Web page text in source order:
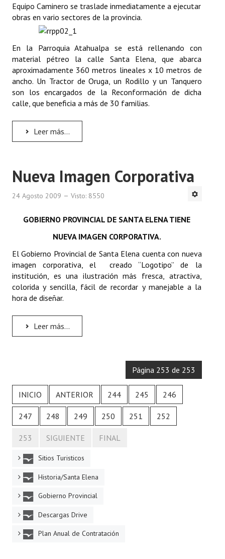
Equipo Caminero se traslade inmediatamente a ejecutar
obras en vario sectores de la provincia.
En la Parroquia Atahualpa se está rellenando con
material pétreo la calle Santa Elena, que abarca
aproximadamente 360 metros lineales x 10 metros de
ancho. Un Tractor de Oruga, un Rodillo y un Tanquero
son los encargados de la Reconformación de dicha
calle, que beneficia a más de 30 familias.
Leer más...
Nueva Imagen Corporativa
24 Agosto 2009 Visto: 8550
GOBIERNO PROVINCIAL DE SANTA ELENA TIENE
NUEVA IMAGEN CORPORATIVA.
El Gobierno Provincial de Santa Elena cuenta con nueva
imagen corporativa, el creado “Logotipo” de la
institución, es una ilustración más fresca, atractiva,
colorida y sencilla, fácil de recordar y manejable a la
hora de diseñar.
Leer más...
Página 253 de 253
INICIO ANTERIOR 244 245 246
247 248 249 250 251 252
253 SIGUIENTE FINAL
Sitios Turisticos
Historia/Santa Elena
Gobierno Provincial
Descargas Drive
Plan Anual de Contratación